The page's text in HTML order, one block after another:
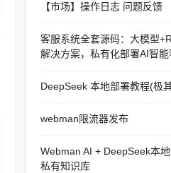
【市场】操作日志 问题反馈
客服系统全套源码：大模型
解决方案，私有化部署AI智
DeepSeek 本地部署教程(极
webman限流器发布
Webman AI + DeepSeek本
私有知识库